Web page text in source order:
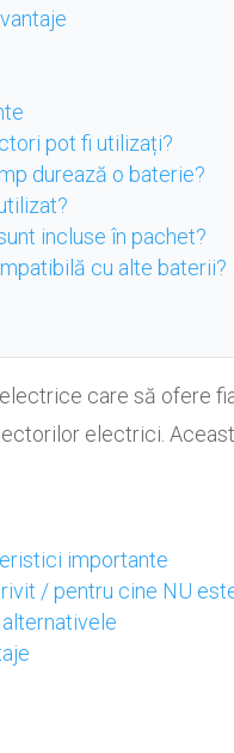
pot fi utilizați?
durează o baterie?
incluse în pachet?
cu alte baterii?
care să ofere
electrici.
importante
/ pentru cine NU